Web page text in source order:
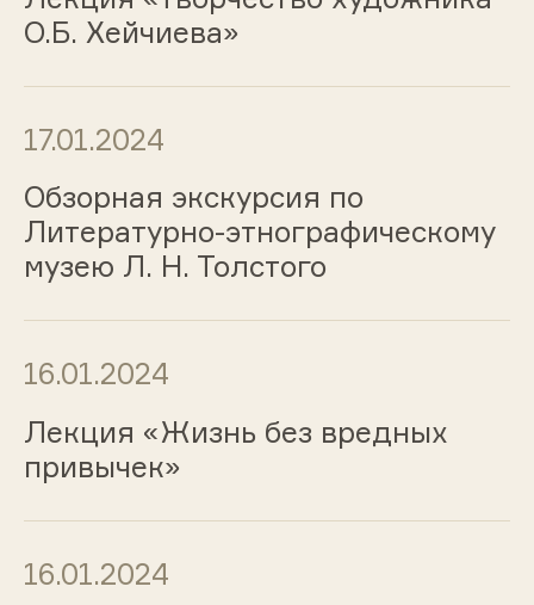
О.Б. Хейчиева»
17.01.2024
Обзорная экскурсия по
Литературно-этнографическому
музею Л. Н. Толстого
16.01.2024
Лекция «Жизнь без вредных
привычек»
16.01.2024